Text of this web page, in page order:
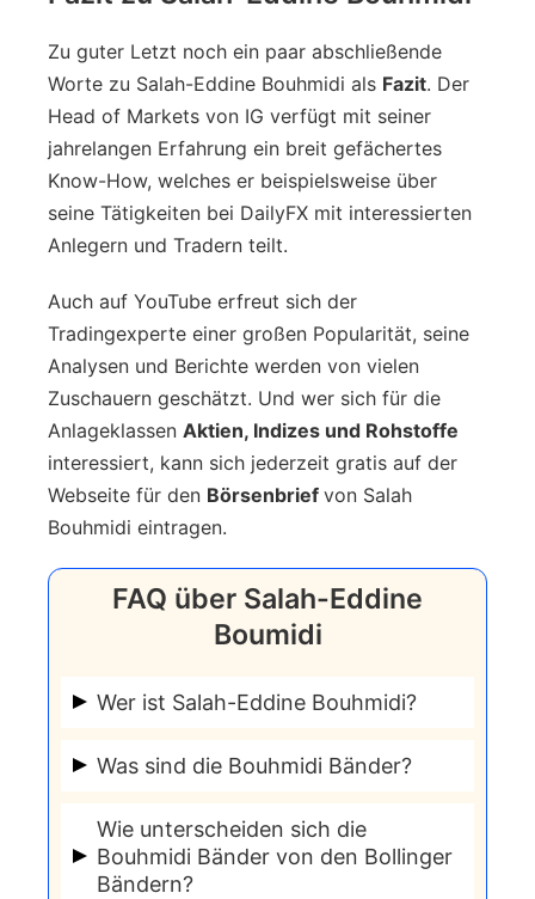
Zu guter Letzt noch ein paar abschließende
Worte zu Salah-Eddine Bouhmidi als Fazit. Der
Head of Markets von IG verfügt mit seiner
jahrelangen Erfahrung ein breit gefächertes
Know-How, welches er beispielsweise über
seine Tätigkeiten bei DailyFX mit interessierten
Anlegern und Tradern teilt.
Auch auf YouTube erfreut sich der
Tradingexperte einer großen Popularität, seine
Analysen und Berichte werden von vielen
Zuschauern geschätzt. Und wer sich für die
Anlageklassen Aktien, Indizes und Rohstoffe
interessiert, kann sich jederzeit gratis auf der
Webseite für den Börsenbrief von Salah
Bouhmidi eintragen.
FAQ über Salah-Eddine
Boumidi
Wer ist Salah-Eddine Bouhmidi?
Salah-Eddine Bouhmidi ist ein
Head of Markets bei IG für das
Marktresearch in Deutschland,
Österreich und den Niederlanden
Was sind die Bouhmidi Bänder?
Die Bouhmidi Bänder sind ein von
Salah-Eddine Bouhmidi entwickelter
Volatilitätsindikator. Sie helfen Tradern,
Wie unterscheiden sich die
Bouhmidi Bänder von den Bollinger
Bändern?